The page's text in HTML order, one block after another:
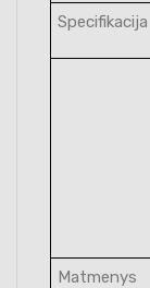
Specifikacija
Matmenys